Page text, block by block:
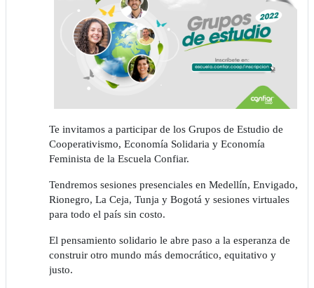
Te invitamos a participar de los Grupos de Estudio de
Cooperativismo, Economía Solidaria y Economía
Feminista de la Escuela Confiar.
Tendremos sesiones presenciales en Medellín, Envigado,
Rionegro, La Ceja, Tunja y Bogotá y sesiones virtuales
para todo el país sin costo.
El pensamiento solidario le abre paso a la esperanza de
construir otro mundo más democrático, equitativo y
justo.